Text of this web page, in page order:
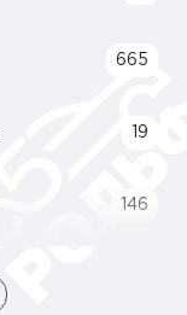
665
19
146